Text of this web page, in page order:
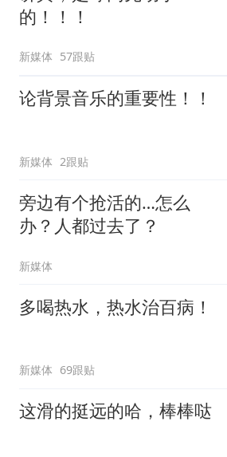
的！！！
新媒体 57跟贴
论背景音乐的重要性！！
新媒体 2跟贴
旁边有个抢活的…怎么
办？人都过去了？
新媒体
多喝热水，热水治百病！
新媒体 69跟贴
这滑的挺远的哈，棒棒哒